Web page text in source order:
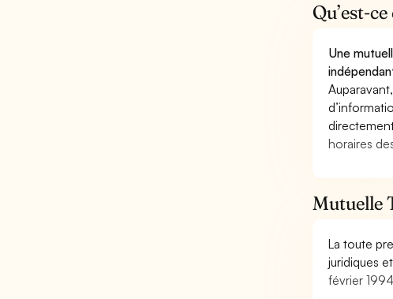
Qu’est-
Une
horaires
Mutuelle
La toute
juridiques
février